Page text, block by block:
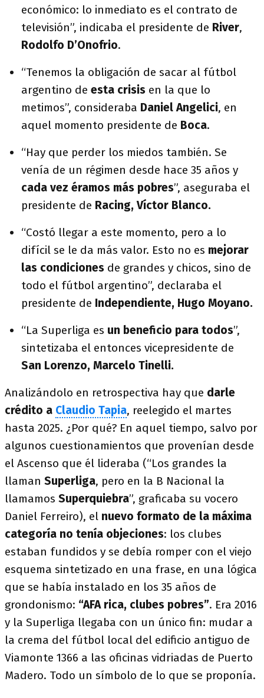
económico: lo inmediato es el contrato de
televisión”, indicaba el presidente de River,
Rodolfo D’Onofrio.
“Tenemos la obligación de sacar al fútbol
argentino de esta crisis en la que lo
metimos”, consideraba Daniel Angelici, en
aquel momento presidente de Boca.
“Hay que perder los miedos también. Se
venía de un régimen desde hace 35 años y
cada vez éramos más pobres”, aseguraba el
presidente de Racing, Víctor Blanco.
“Costó llegar a este momento, pero a lo
difícil se le da más valor. Esto no es mejorar
las condiciones de grandes y chicos, sino de
todo el fútbol argentino”, declaraba el
presidente de Independiente, Hugo Moyano.
“La Superliga es un beneficio para todos”,
sintetizaba el entonces vicepresidente de
San Lorenzo, Marcelo Tinelli.
Analizándolo en retrospectiva hay que darle
crédito a Claudio Tapia, reelegido el martes
hasta 2025. ¿Por qué? En aquel tiempo, salvo por
algunos cuestionamientos que provenían desde
el Ascenso que él lideraba (“Los grandes la
llaman Superliga, pero en la B Nacional la
llamamos Superquiebra”, graficaba su vocero
Daniel Ferreiro), el nuevo formato de la máxima
categoría no tenía objeciones: los clubes
estaban fundidos y se debía romper con el viejo
esquema sintetizado en una frase, en una lógica
que se había instalado en los 35 años de
grondonismo: “AFA rica, clubes pobres”. Era 2016
y la Superliga llegaba con un único fin: mudar a
la crema del fútbol local del edificio antiguo de
Viamonte 1366 a las oficinas vidriadas de Puerto
Madero. Todo un símbolo de lo que se proponía.